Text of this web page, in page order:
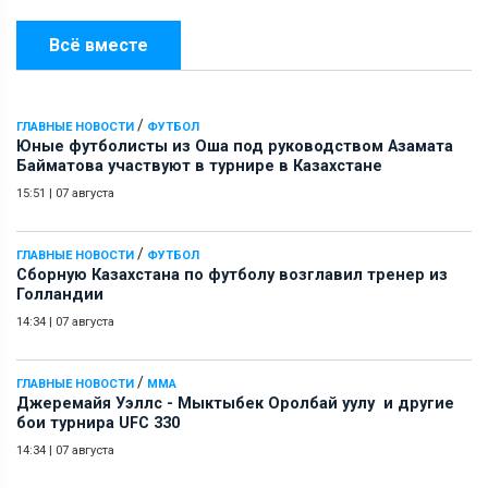
Всё вместе
ГЛАВНЫЕ НОВОСТИ / ФУТБОЛ
Юные футболисты из Оша под руководством Азамата
Байматова участвуют в турнире в Казахстане
15:51 07 августа
ГЛАВНЫЕ НОВОСТИ / ФУТБОЛ
Сборную Казахстана по футболу возглавил тренер из
Голландии
14:34 07 августа
ГЛАВНЫЕ НОВОСТИ / ММА
Джеремайя Уэллс - Мыктыбек Оролбай уулу и другие
бои турнира UFC 330
14:34 07 августа